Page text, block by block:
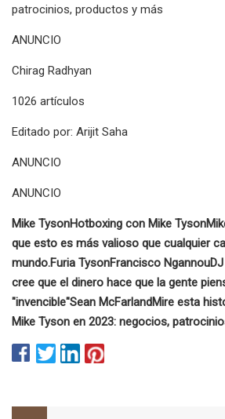
patrocinios, productos y más
ANUNCIO
Chirag Radhyan
1026 artículos
Editado por: Arijit Saha
ANUNCIO
ANUNCIO
Mike TysonHotboxing con Mike Tyson
que esto es más valioso que cualquier
mundo.Furia TysonFrancisco Ngannou
cree que el dinero hace que la gente
"invencible"Sean McFarlandMire esta
Mike Tyson en 2023: negocios,